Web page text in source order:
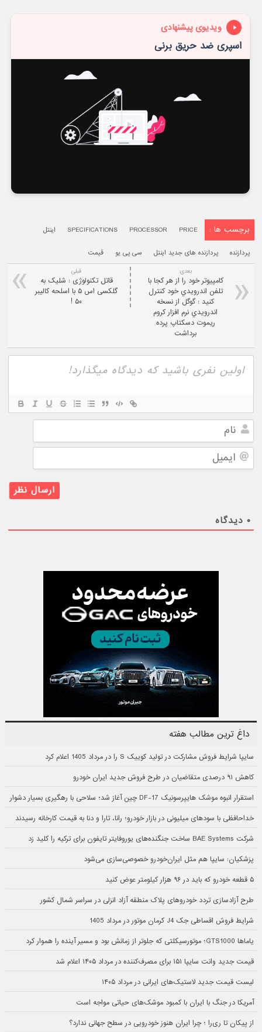
ویدیوی پیشنهادی
اسپری ضد حریق برنی
برچسب ها : PRICE
PROCESSOR
SPECIFICATIONS اینتل
پردازنده پردازنده های جدید اینتل سی پی یو قیمت
قبلی
قاتل تکنولوژی : شلیک به
گلکسی اس ۵ با اسلحه کالیبر
۵۰ !
بعدی:
کامپيوتر خود را از هر کجا با
تلفن اندرويدي خود کنترل
کنيد : گوگل از نسخه
اندرويدي نرم افزار کروم
ریموت دسکتاپ پرده
برداشت
نام
ایمیل
۰ دیدگاه
داغ ترین مطالب هفته
سایپا شرایط فروش مشارکت در تولید کوییک S را در مرداد 1405 اعلام کرد
کاهش ۹۱ درصدی متقاضیان در طرح فروش جدید ایران خودرو
استقرار انبوه موشک هایپرسونیک DF-17 چین آغاز شد؛ سلاحی با رهگیری بسیار دشوار
خداحافظی با سودهای میلیونی در بازار خودرو؛ رانا، تارا و دنا به قیمت کارخانه رسیدند
شرکت BAE Systems ساخت جنگنده‌های یوروفایتر تایفون برای ترکیه را کلید زد
پزشکیان: سایپا هم مثل ایران‌خودرو خصوصی‌سازی می‌شود
۵ قطعه خودرو که باید در ۹۶ هزار کیلومتر عوض کنید
طرح آزادسازی تردد خودروهای پلاک منطقه آزاد انزلی در سراسر شمال کشور
شرایط فروش اقساطی جک J4 کرمان موتور در مرداد 1405
یاماها GTS1000؛ موتورسیکلتی که جلوتر از زمانش بود و مسیر آینده را هموار کرد
قیمت جدید وانت سایپا ۱۵۱ برای مصرف‌کننده در مرداد ۱۴۰۵ اعلام شد
لیست قیمت جدید لاستیک‌های ایرانی در مرداد ۱۴۰۵
آمریکا در جنگ با ایران با کمبود موشک‌های حیاتی مواجه است
از پیکان تا ری‌را ؛ چرا ایران هنوز خودرویی در سطح جهانی ندارد؟